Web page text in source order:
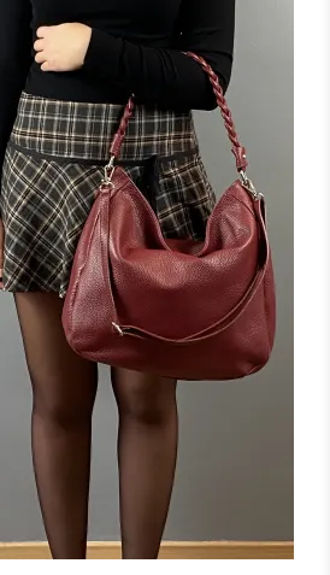
MARINECAMELTAUPE
FONCÉ
CANARD
J'ajoute à mon panier !